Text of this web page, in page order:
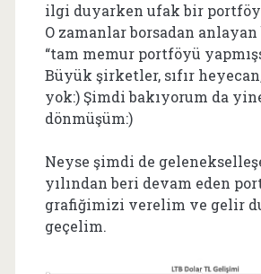
ilgi duyarken ufak bir portföy
O zamanlar borsadan
“tam memur portföyü
Büyük şirketler, sıfır
yok:) Şimdi bakıyorum da
dönmüşüm:)
Neyse şimdi de
yılından beri devam eden
grafiğimizi verelim ve gelir
geçelim.